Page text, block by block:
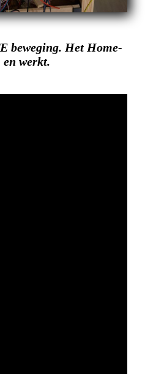
beweging. Het Home-
en werkt.